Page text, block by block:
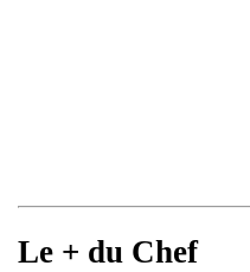
Le + du Chef